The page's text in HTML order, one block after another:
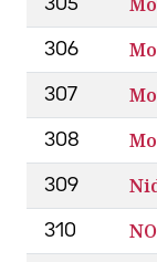
305
306
307
308
309
310